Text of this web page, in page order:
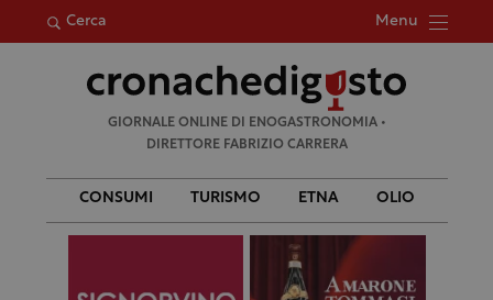
Cerca Menu
per:
GIORNALE ONLINE DI ENOGASTRONOMIA •
DIRETTORE FABRIZIO CARRERA
CONSUMI TURISMO ETNA OLIO